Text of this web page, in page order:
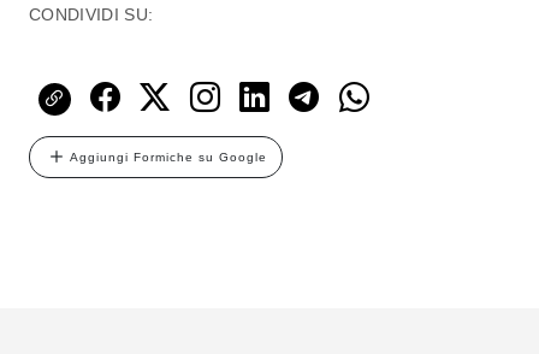
CONDIVIDI SU:
Aggiungi Formiche su Google